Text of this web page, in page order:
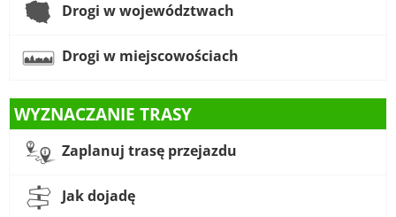
Drogi w województwach
Drogi w miejscowościach
WYZNACZANIE TRASY
Zaplanuj trasę przejazdu
Jak dojadę